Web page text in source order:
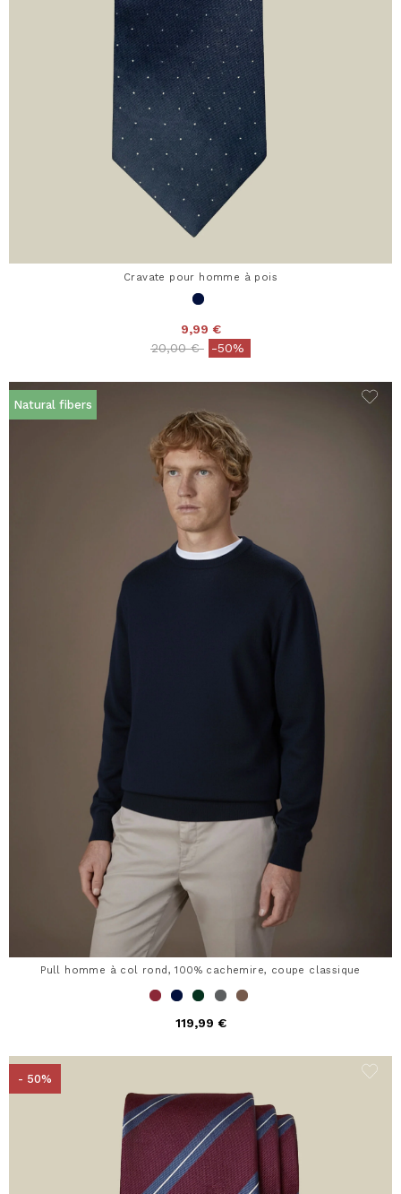
Cravate pour homme à pois
9,99 €
Price reduced from
20,00 €to-50%
Natural fibers
Pull homme à col rond, 100% cachemire, coupe classique
119,99 €
- 50%